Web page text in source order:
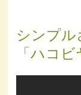
シンプル
「ハコビ